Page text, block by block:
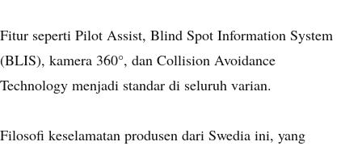
Fitur seperti Pilot Assist, Blind Spot Information System
(BLIS), kamera 360°, dan Collision Avoidance
Technology menjadi standar di seluruh varian.
Filosofi keselamatan produsen dari Swedia ini, yang